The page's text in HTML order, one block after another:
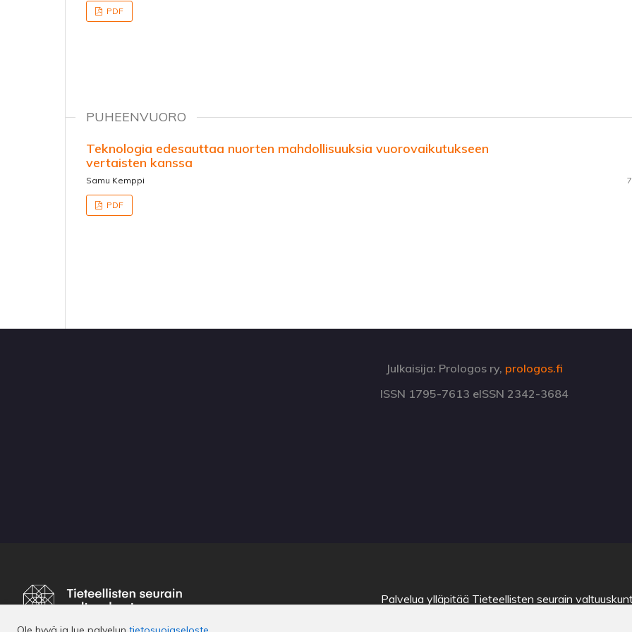
PDF
PUHEENVUORO
Teknologia edesauttaa nuorten mahdollisuuksia vuorovaikutukseen
vertaisten kanssa
Samu Kemppi
PDF
Julkaisija: Prologos ry, prologos.fi
ISSN 1795-7613 eISSN 2342-3684
Palvelua ylläpitää Tieteellisten seurain